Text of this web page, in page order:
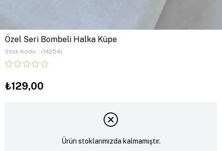
Özel Seri Bombeli Halka Küpe
Stok Kodu (14254)
₺129,00
Ürün stoklarımızda kalmamıştır.